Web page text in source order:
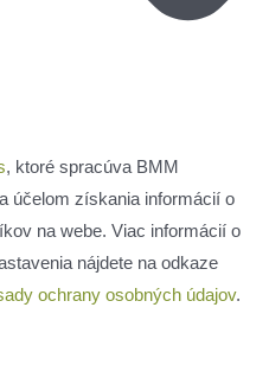
, ktoré spracúva BMM
účelom získania informácií o
na webe. Viac informácií o
nájdete na odkaze
ochrany osobných údajov.